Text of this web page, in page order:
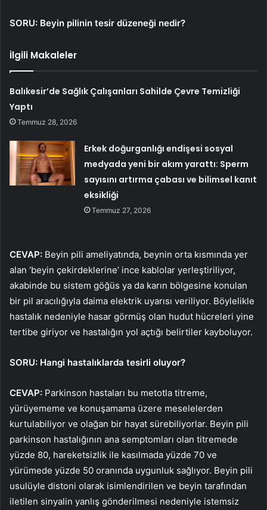
SORU: Beyin pilinin tesir düzeneği nedir?
İlgili Makaleler
Balıkesir’de Sağlık Çalışanları Sahilde Çevre Temizliği
Yaptı
Temmuz 28, 2026
Erkek doğurganlığı endişesi sosyal
medyada yeni bir akım yarattı: Sperm
sayısını artırma çabası ve bilimsel kanıt
eksikliği
Temmuz 27, 2026
CEVAP: Beyin pili ameliyatında, beynin orta kısmında yer
alan ‘beyin çekirdeklerine’ ince kablolar yerleştiriliyor,
akabinde bu sistem göğüs ya da karın bölgesine konulan
bir pil aracılığıyla daima elektrik uyarısı veriliyor. Böylelikle
hastalık nedeniyle hasar görmüş olan hudut hücreleri yine
tertibe giriyor ve hastalığın yol açtığı belirtiler kayboluyor.
SORU: Hangi hastalıklarda tesirli oluyor?
CEVAP: Parkinson hastaları bu metotla titreme,
yürüyememe ve konuşamama üzere meselelerden
kurtulabiliyor ve olağan bir hayat sürebiliyorlar. Beyin pili
parkinson hastalığının ana semptomları olan titremede
yüzde 80, hareketsizlik ile kasılmada yüzde 70 ve
yürümede yüzde 50 oranında uygunluk sağlıyor. Beyin pili
usulüyle distoni olarak isimlendirilen ve beyin tarafından
iletilen sinyalin yanlış gönderilmesi nedeniyle istemsiz